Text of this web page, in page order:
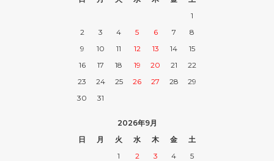
1
2
3 4 5 6 7
8
9
10 11 12 13 14
15
16
17 18 19 20 21
22
23
24 25 26 27 28
29
30
31
2026年9月
日
月 火 水 木 金
土
1
2 3 4
5